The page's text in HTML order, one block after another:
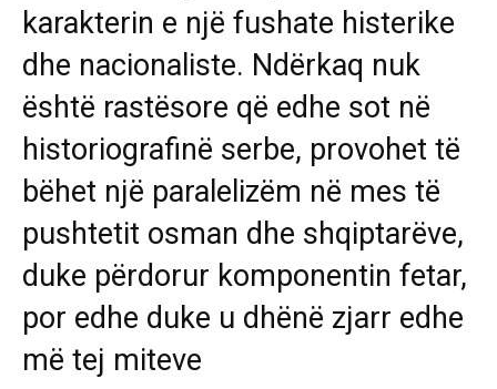
karakterin e një fushate histerike
dhe nacionaliste. Ndërkaq nuk
është rastësore që edhe sot në
historiografinë serbe, provohet të
bëhet një paralelizëm në mes të
pushtetit osman dhe shqiptarëve,
duke përdorur komponentin fetar,
por edhe duke u dhënë zjarr edhe
më tej miteve